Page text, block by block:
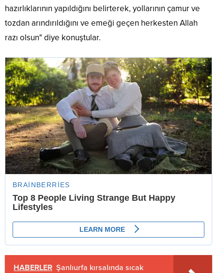
hazırlıklarının yapıldığını belirterek, yollarının çamur ve
tozdan arındırıldığını ve emeği geçen herkesten Allah
razı olsun" diye konuştular.
HABERLER Şanlıurfa kırsalında sıcak